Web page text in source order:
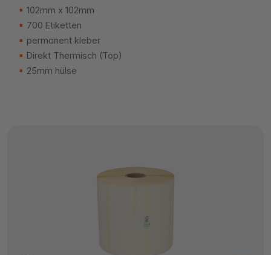
102mm x 102mm
700 Etiketten
permanent kleber
Direkt Thermisch (Top)
25mm hülse